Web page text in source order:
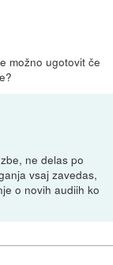
možno ugotovit če
ne delas po
vsaj zavedas,
o novih audiih ko